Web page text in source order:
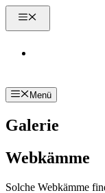
Zum
Inhalt
Menü
Menü
Galerie
Webkämme
Solche Webkämme